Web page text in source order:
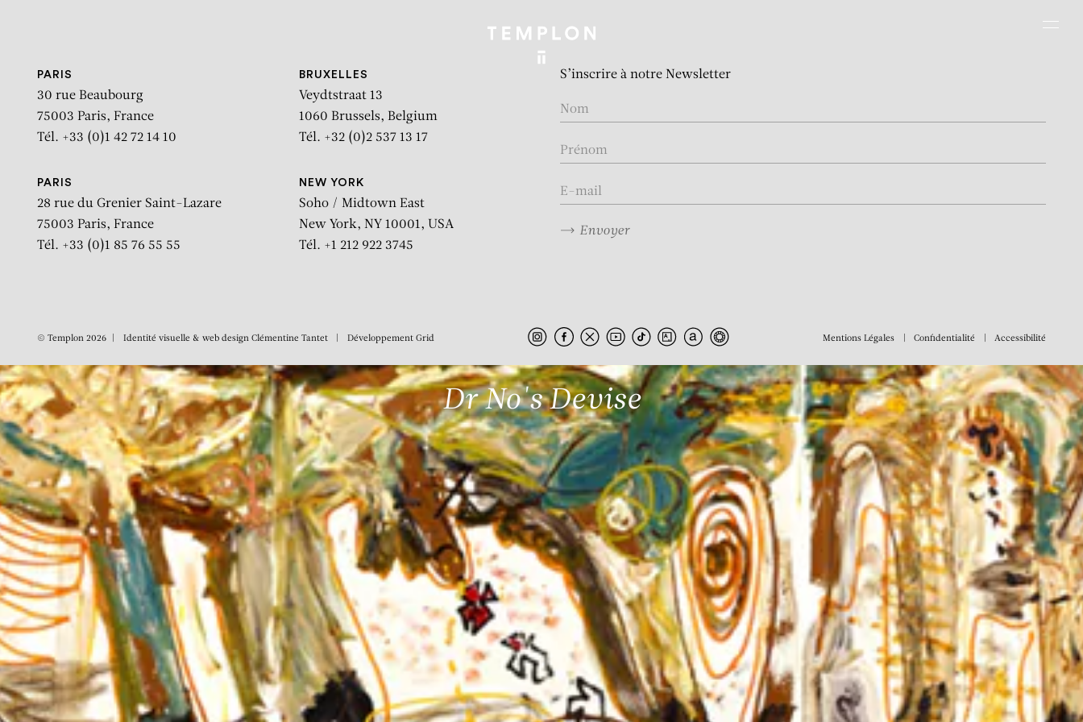
Dr No's Devise
PARIS
30 rue Beaubourg
75003 Paris, France
Tél. +33 (0)1 42 72 14 10
BRUXELLES
Veydtstraat 13
1060 Brussels, Belgium
Tél. +32 (0)2 537 13 17
PARIS
28 rue du Grenier Saint-Lazare
75003 Paris, France
Tél. +33 (0)1 85 76 55 55
NEW YORK
Soho / Midtown East
New York, NY 10001, USA
Tél. +1 212 922 3745
S’inscrire à notre Newsletter
Envoyer
© Templon 2026 Identité visuelle & web design Clémentine Tantet Développement Grid Mentions Légales Confidentialité Accessibilité